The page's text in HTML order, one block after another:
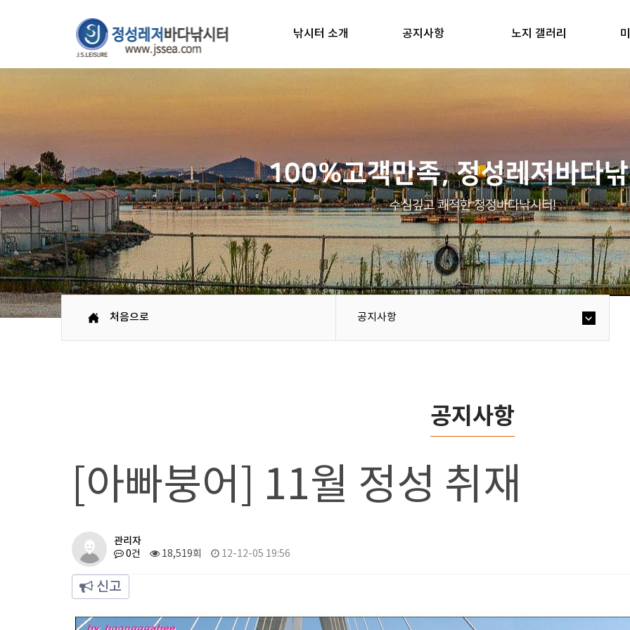
낚시터 소개 공지사항 노지 갤러리
100%고객만족, 정성레저바다
수심깊고 쾌적한 청정바다낚시터!
처음으로 공지사항
공지사항
[아빠붕어] 11월 정성 취재
관리자
0건 18,519회 12-12-05 19:56
신고